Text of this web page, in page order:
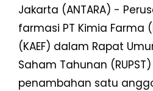
Jakarta (ANTARA) -
farmasi PT Kimia Farma
(KAEF) dalam Rapat
Saham Tahunan
penambahan satu